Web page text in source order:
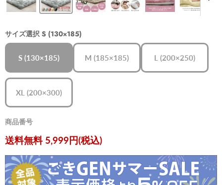
サイズ選択 S (130×185)
S (130×185) M (185×185) L (200×250)
XL (200×300)
商品番号
現在の価格
送料無料 5,999円(税込)